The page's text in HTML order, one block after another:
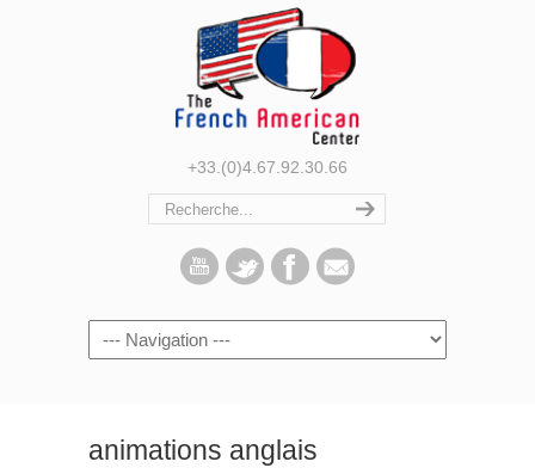
+33.(0)4.67.92.30.66
Navigation
animations anglais